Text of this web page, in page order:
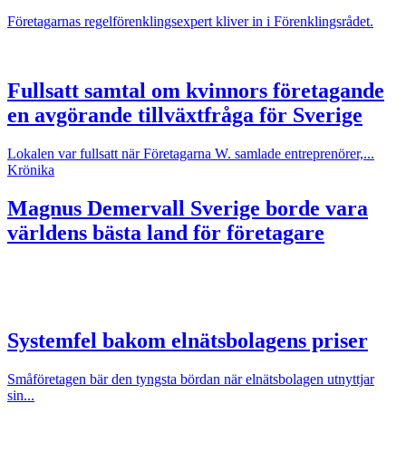
Företagarnas regelförenklingsexpert kliver in i Förenklingsrådet.
Fullsatt samtal om kvinnors företagande
en avgörande tillväxtfråga för Sverige
Lokalen var fullsatt när Företagarna W. samlade entreprenörer,...
Krönika
Magnus Demervall Sverige borde vara
världens bästa land för företagare
Systemfel bakom elnätsbolagens priser
Småföretagen bär den tyngsta bördan när elnätsbolagen utnyttjar
sin...